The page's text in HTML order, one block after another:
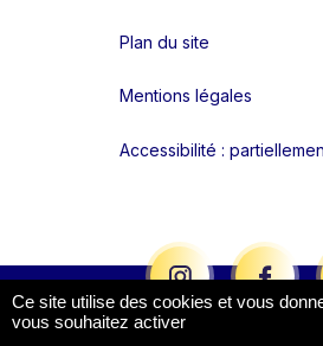
Plan du site
Mentions légales
Accessibilité :
Ce site utilise des cookies et vous
vous souhaitez activer